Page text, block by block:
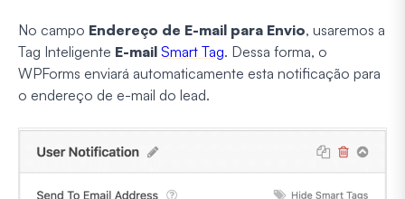
No campo Endereço de E-mail para Envio, usaremos a
Tag Inteligente E-mail Smart Tag. Dessa forma, o
WPForms enviará automaticamente esta notificação para
o endereço de e-mail do lead.